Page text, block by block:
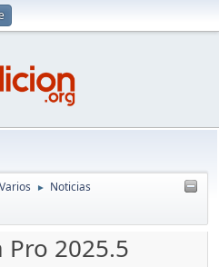
Varios ► Noticias
Pro 2025.5